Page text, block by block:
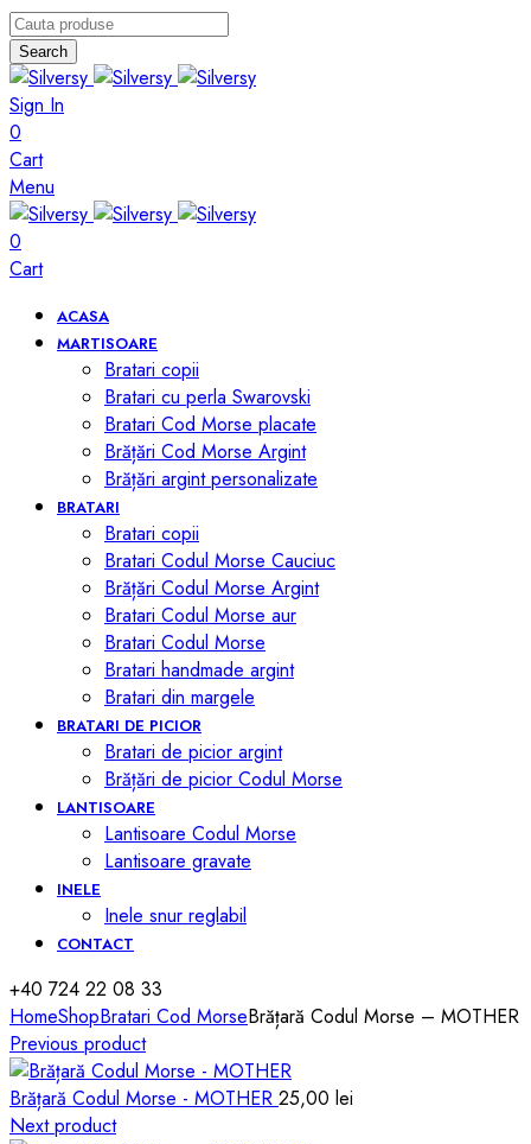
Search
Sign In
0
Cart
Menu
0
Cart
ACASA
MARTISOARE
Bratari copii
Bratari cu perla Swarovski
Bratari Cod Morse placate
Brățări Cod Morse Argint
Brățări argint personalizate
BRATARI
Bratari copii
Bratari Codul Morse Cauciuc
Brățări Codul Morse Argint
Bratari Codul Morse aur
Bratari Codul Morse
Bratari handmade argint
Bratari din margele
BRATARI DE PICIOR
Bratari de picior argint
Brățări de picior Codul Morse
LANTISOARE
Lantisoare Codul Morse
Lantisoare gravate
INELE
Inele snur reglabil
CONTACT
+40 724 22 08 33
HomeShopBratari Cod MorseBrățară Codul Morse – MOTHER
Previous product
Brățară Codul Morse - MOTHER 25,00 lei
Next product